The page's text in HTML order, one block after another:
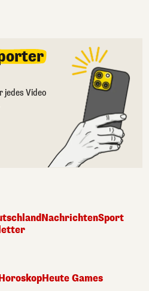
jedes Video
NachrichtenSport
Heute Games